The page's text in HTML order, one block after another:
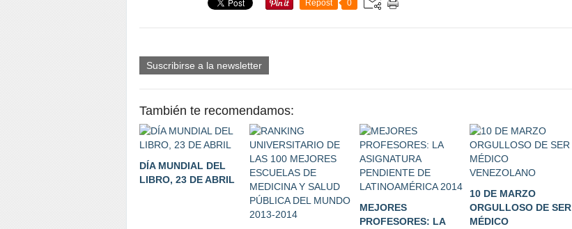
Repost 0
Suscribirse a la newsletter
También te recomendamos:
DÍA MUNDIAL DEL
LIBRO, 23 DE ABRIL
MEJORES
PROFESORES: LA
10 DE MARZO
ORGULLOSO DE SER
MÉDICO